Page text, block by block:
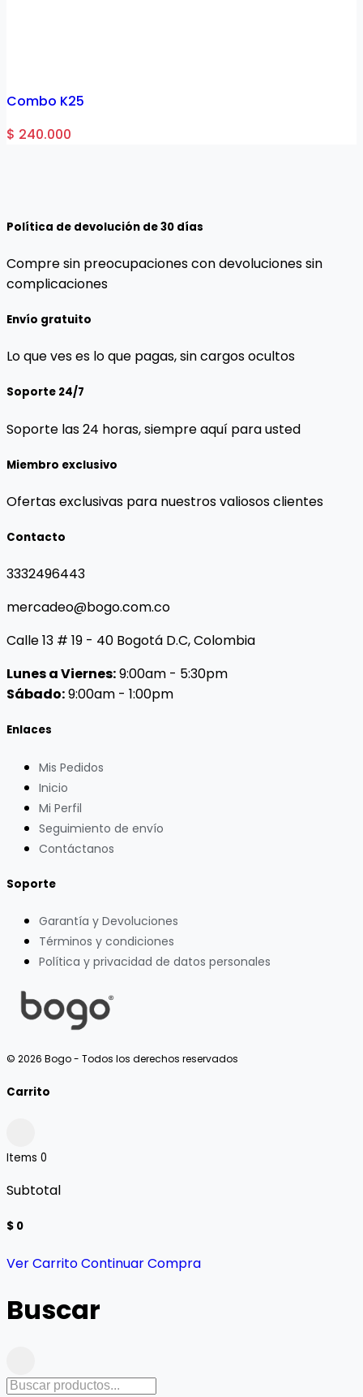
Combo K25
$ 240.000
Política de devolución de 30 días
Compre sin preocupaciones con devoluciones sin
complicaciones
Envío gratuito
Lo que ves es lo que pagas, sin cargos ocultos
Soporte 24/7
Soporte las 24 horas, siempre aquí para usted
Miembro exclusivo
Ofertas exclusivas para nuestros valiosos clientes
Contacto
3332496443
mercadeo@bogo.com.co
Calle 13 # 19 - 40 Bogotá D.C, Colombia
Lunes a Viernes:9:00am - 5:30pm
Sábado:9:00am - 1:00pm
Enlaces
Mis Pedidos
Inicio
Mi Perfil
Seguimiento de envío
Contáctanos
Soporte
Garantía y Devoluciones
Términos y condiciones
Política y privacidad de datos personales
© 2026 Bogo - Todos los derechos reservados
Carrito
Items 0
Subtotal
$ 0
Ver CarritoContinuar Compra
Buscar